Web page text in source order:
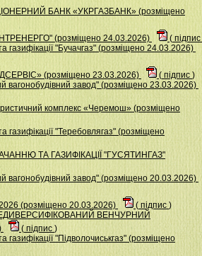
БАНК «УКРГАЗБАНК» (розміщено
(розміщено 24.03.2026)
( підпис
"Бучачгаз" (розміщено 24.03.2026)
(розміщено 23.03.2026)
( підпис )
вагонобудiвний завод" (розміщено 23.03.2026)
комплекс «Черемош» (розміщено
"Теребовлягаз" (розміщено
ТА ГАЗИФІКАЦІЇ "ГУСЯТИНГАЗ"
вагонобудiвний завод" (розміщено 20.03.2026)
(розміщено 20.03.2026)
( підпис )
НЕДИВЕРСИФІКОВАНИЙ ВЕНЧУРНИЙ
( підпис )
"Підволочиськгаз" (розміщено